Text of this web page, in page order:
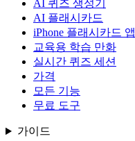
AI 퀴즈 생성기
AI 플래시카드
iPhone 플래시카드 앱
교육용 학습 만화
실시간 퀴즈 세션
가격
모든 기능
무료 도구
가이드